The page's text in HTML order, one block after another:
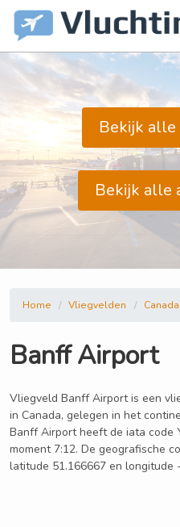
Bekijk
Bekijk alle
Home Vliegvelden Canada
Banff Airport
Vliegveld Banff Airport is een
in Canada, gelegen in het
Banff Airport heeft de iata code
moment 7:12. De geografische
latitude 51.166667 en longitude